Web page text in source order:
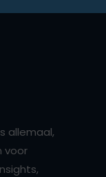
allemaal,
voor